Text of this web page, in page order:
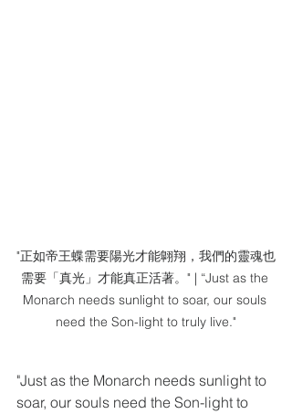
"正如帝王蝶需要陽光才能翺翔，我們的靈魂也
需要「真光」才能真正活著。" | “Just as the
Monarch needs sunlight to soar, our souls
need the Son-light to truly live."
"Just as the Monarch needs sunlight to
soar, our souls need the Son-light to